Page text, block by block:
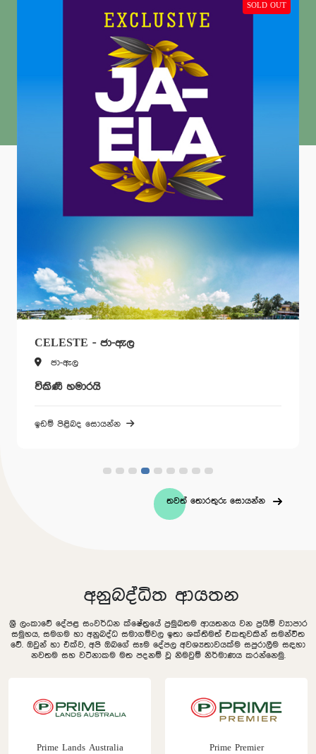
SOLD OUT
CELESTE - ජා-ඇල
ජා-ඇල
විකිණී හමාරයි
ඉඩම් පිළිබද සොයන්න
තවත් තොරතුරු සොයන්න
අනුබද්ධිත ආයතන
ශ්‍රී ලංකාවේ දේපළ සංවර්ධන ක්ෂේත්‍රයේ ප්‍රමුඛතම ආයතනය වන ප්‍රයිම් ව්‍යාපාර
සමුහය, සමගම හා අනුබද්ධ සමාගම්වල ඉතා ශක්තිමත් එකතුවකින් සමන්විත
වේ. ඔවුන් හා එක්ව, අපි ඔබගේ සෑම දේපල අවශ්‍යතාවයක්ම සපුරාලීම සඳහා
නවතම සහ වටිනාකම මත පදනම් වූ නිමවුම් නිර්මාණය කරන්නෙමු.
Prime Lands Australia Prime Premier